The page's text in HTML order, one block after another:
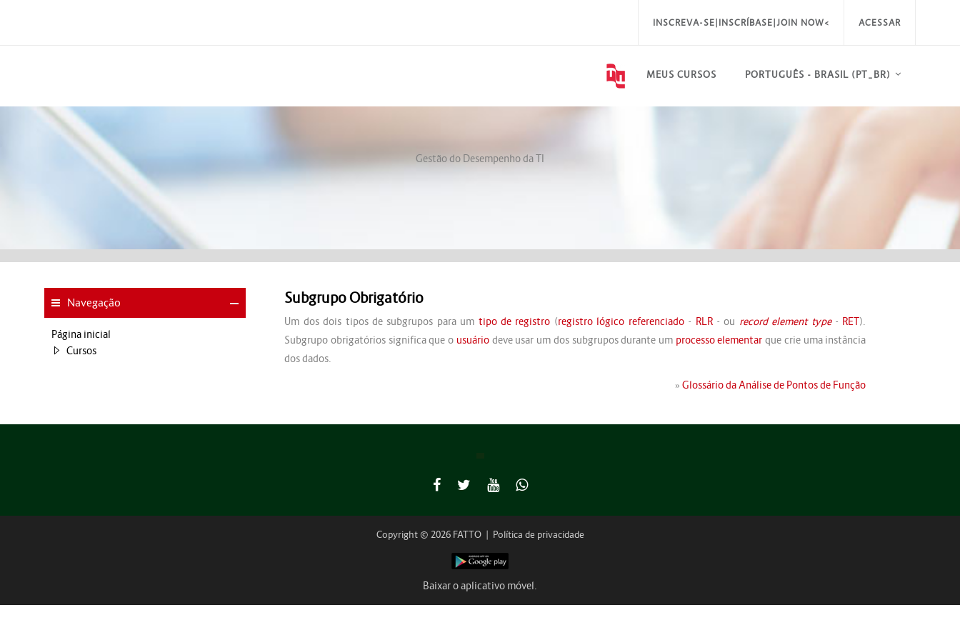
INSCREVA-SE|INSCRÍBASE|JOIN NOW< ACESSAR
MEUS CURSOS PORTUGUÊS - BRASIL ‎(PT_BR)‎
Gestão do Desempenho da TI
Subgrupo Obrigatório
Um dos dois tipos de subgrupos para um tipo de registro (registro lógico referenciado- RLR- ou record element type- RET).
Subgrupo obrigatórios significa que o usuáriodeve usar um dos subgrupos durante um processo elementar que crie uma instância
dos dados.
»Glossário da Análise de Pontos de Função
Navegação
Página inicial
Cursos
Copyright © 2026 FATTO | Política de privacidade
Baixar o aplicativo móvel.